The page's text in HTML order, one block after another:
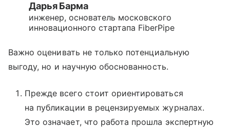
Дарья Барма
инженер, основатель московского
инновационного стартапа FiberPipe
Важно оценивать не только потенциальную
выгоду, но и научную обоснованность.
Прежде всего стоит ориентироваться
на публикации в рецензируемых журналах.
Это означает, что работа прошла экспертную